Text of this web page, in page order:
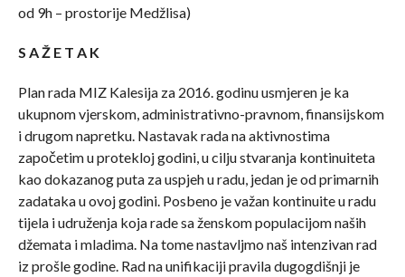
od 9h – prostorije Medžlisa)
S A Ž E T A K
Plan rada MIZ Kalesija za 2016. godinu usmjeren je ka
ukupnom vjerskom, administrativno-pravnom, finansijskom
i drugom napretku. Nastavak rada na aktivnostima
započetim u protekloj godini, u cilju stvaranja kontinuiteta
kao dokazanog puta za uspjeh u radu, jedan je od primarnih
zadataka u ovoj godini. Posbeno je važan kontinuite u radu
tijela i udruženja koja rade sa ženskom populacijom naših
džemata i mladima. Na tome nastavljmo naš intenzivan rad
iz prošle godine. Rad na unifikaciji pravila dugogdišnji je